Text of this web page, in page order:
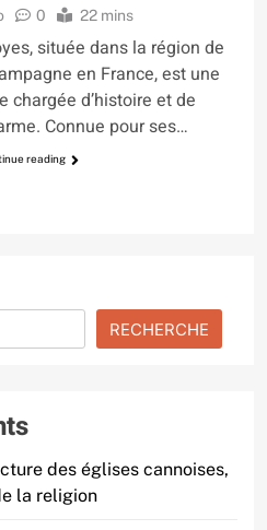
0 22 mins
située dans la région de
en France, est une
chargée d’histoire et de
Connue pour ses…
reading
RECHERCHE
des églises cannoises,
la religion